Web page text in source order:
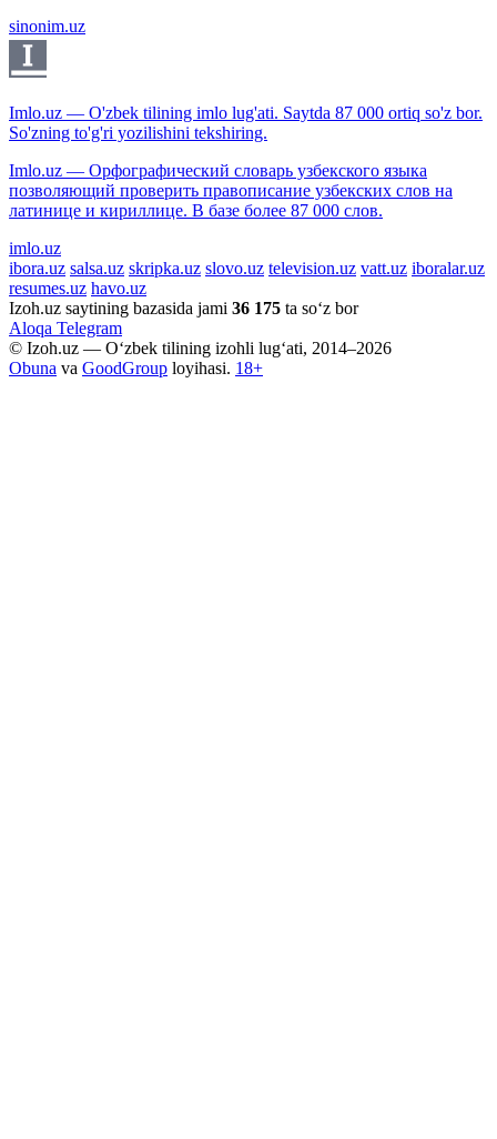
sinonim.uz
Imlo.uz — O'zbek tilining imlo lug'ati. Saytda 87 000 ortiq so'z bor.
So'zning to'g'ri yozilishini tekshiring.
Imlo.uz — Орфографический словарь узбекского языка
позволяющий проверить правописание узбекских слов на
латинице и кириллице. В базе более 87 000 слов.
imlo.uz
ibora.uz salsa.uz skripka.uz slovo.uz television.uz vatt.uz iboralar.uz
resumes.uz havo.uz
Izoh.uz saytining bazasida jami 36 175 ta so‘z bor
Aloqa Telegram
© Izoh.uz — O‘zbek tilining izohli lug‘ati, 2014–2026
Obuna va GoodGroup loyihasi. 18+